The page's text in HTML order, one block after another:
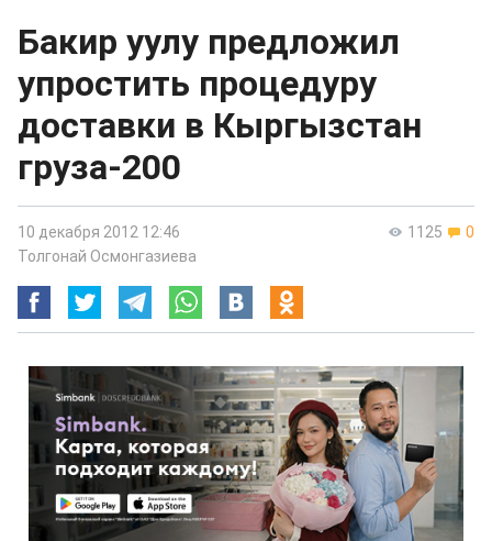
Бакир уулу предложил
упростить процедуру
доставки в Кыргызстан
груза-200
1125 0
10 декабря 2012 12:46
Толгонай Осмонгазиева